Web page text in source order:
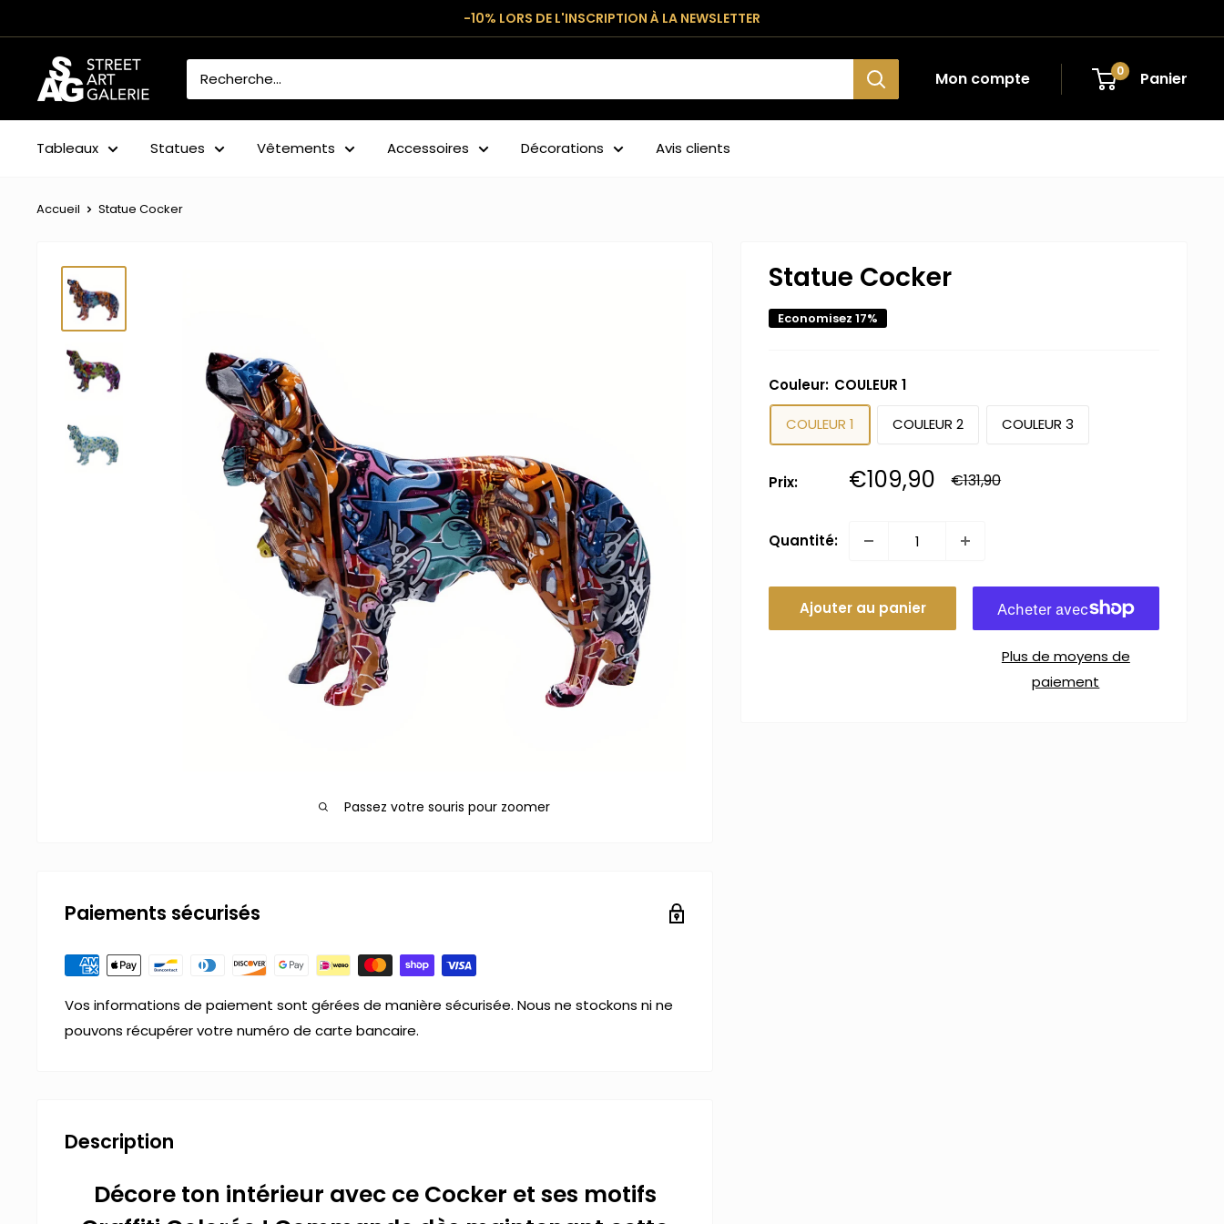
au
contenu
-10% LORS DE L'INSCRIPTION À LA NEWSLETTER
Street
Art
Galerie
Mon compte 0 Panier
Tableaux Statues Vêtements Accessoires Décorations Avis clients
Accueil Statue Cocker
Passez votre souris pour zoomer
Statue Cocker
Economisez 17%
Couleur: COULEUR 1
COULEUR 1 COULEUR 2 COULEUR 3
Prix: Prix
réduit
€109,90 Prix
normal
€131,90
Quantité:
Ajouter au panier
Plus de moyens de
paiement
Paiements sécurisés
Vos informations de paiement sont gérées de manière sécurisée. Nous ne stockons ni ne
pouvons récupérer votre numéro de carte bancaire.
Description
Décore ton intérieur avec ce Cocker et ses motifs